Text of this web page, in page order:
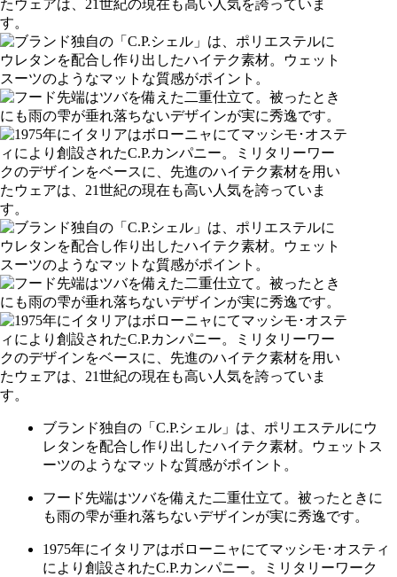
ブランド独自の「C.P.シェル」は、ポリエステルにウ
レタンを配合し作り出したハイテク素材。ウェットス
ーツのようなマットな質感がポイント。
フード先端はツバを備えた二重仕立て。被ったときに
も雨の雫が垂れ落ちないデザインが実に秀逸です。
1975年にイタリアはボローニャにてマッシモ･オスティ
により創設されたC.P.カンパニー。ミリタリーワーク